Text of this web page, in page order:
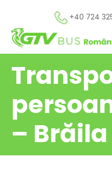
+40 724
– Brăila